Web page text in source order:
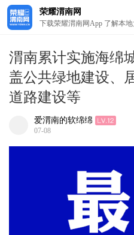
荣耀渭南网
下载荣耀渭南网App 了解本
渭南累计实施海绵
盖公共绿地建设、
道路建设等
爱渭南的软绵绵
07-08